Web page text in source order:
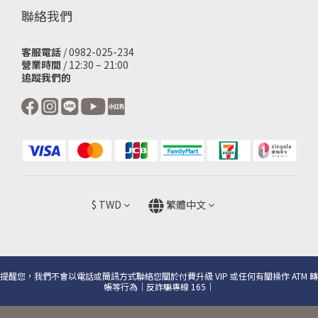
聯絡我們
客服電話 / 0982-025-234
營業時間 / 12:30 – 21:00
追蹤我們的
$ TWD 繁體中文
提醒您，我們不會以電話或簡訊方式聯絡您關於付費升級 VIP 或任何有關操作 ATM 轉
帳等行為｜反詐騙專線 165｜